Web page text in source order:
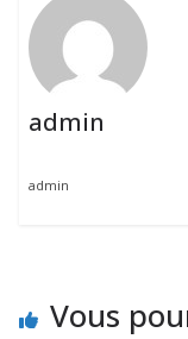
admin
admin
Vous